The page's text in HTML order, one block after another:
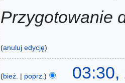
Przygotowanie
anuluj edycję
bież. poprz.
03:30,